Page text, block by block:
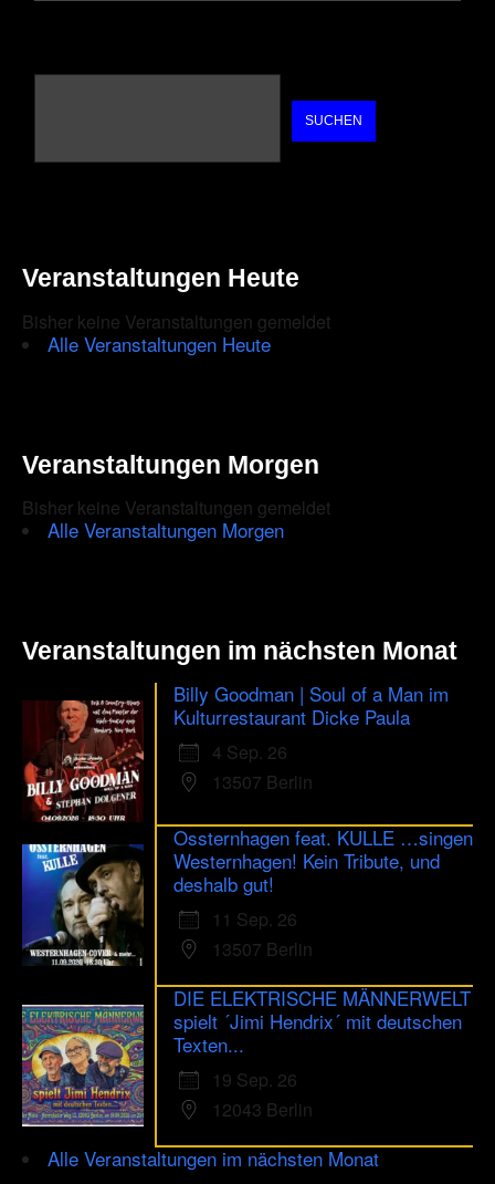
SUCHEN
Veranstaltungen Heute
Bisher keine Veranstaltungen gemeldet
Alle Veranstaltungen Heute
Veranstaltungen Morgen
Bisher keine Veranstaltungen gemeldet
Alle Veranstaltungen Morgen
Veranstaltungen im nächsten Monat
Billy Goodman | Soul of a Man im
Kulturrestaurant Dicke Paula
4 Sep. 26
13507 Berlin
Ossternhagen feat. KULLE …singen
Westernhagen! Kein Tribute, und
deshalb gut!
11 Sep. 26
13507 Berlin
DIE ELEKTRISCHE MÄNNERWELT
spielt ´Jimi Hendrix´ mit deutschen
Texten...
19 Sep. 26
12043 Berlin
Alle Veranstaltungen im nächsten Monat